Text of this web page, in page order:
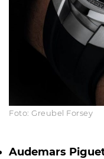
Foto: Greubel Forsey
Audemars